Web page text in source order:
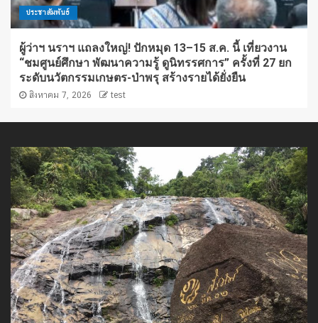
ประชาสัมพันธ์
ผู้ว่าฯ นราฯ แถลงใหญ่! ปักหมุด 13–15 ส.ค. นี้ เที่ยวงาน
“ชมศูนย์ศึกษา พัฒนาความรู้ ดูนิทรรศการ” ครั้งที่ 27 ยก
ระดับนวัตกรรมเกษตร-ป่าพรุ สร้างรายได้ยั่งยืน
สิงหาคม 7, 2026 test